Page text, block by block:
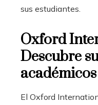
sus estudiantes.
Oxford
Descubre
académicos
El Oxford